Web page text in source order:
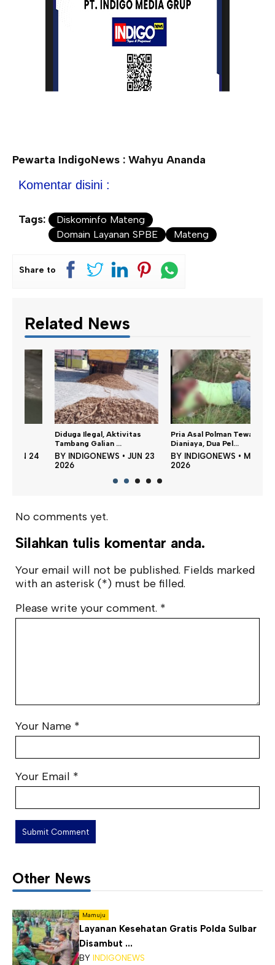
Pewarta IndigoNews : Wahyu Ananda
Komentar disini :
Tags:
Diskominfo Mateng
Domain Layanan SPBE
Mateng
Share to
Related News
Diduga Ilegal, Aktivitas
Tambang Galian ...
BYINDIGONEWS • JUN 23
Pria Asal Polman Tewas
Dianiaya, Dua Pel...
BY INDIGONEWS • MEI 23
No comments yet.
Silahkan tulis komentar anda.
Your email will not be published. Fields marked
with an asterisk (*) must be filled.
Please write your comment. *
Your Name *
Your Email *
Other News
Mamuju
Layanan Kesehatan Gratis Polda Sulbar
Disambut ...
BY INDIGONEWS